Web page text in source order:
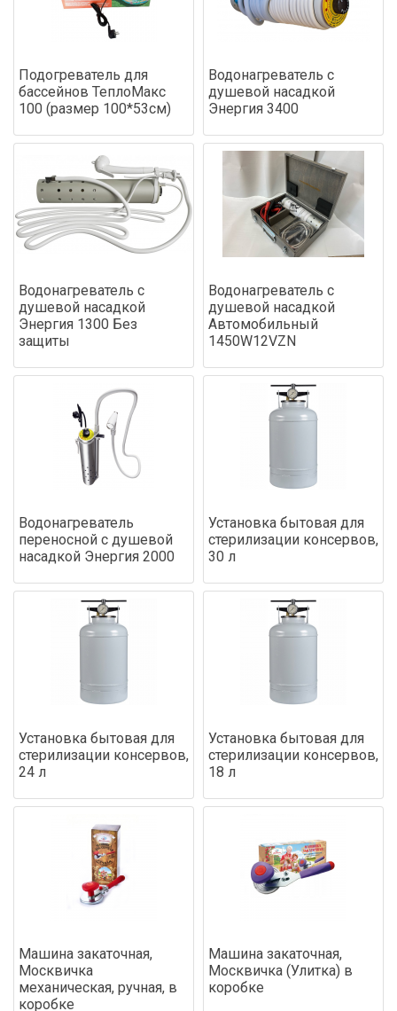
Подогреватель для
бассейнов ТеплоМакс
100 (размер 100*53см)
Водонагреватель с
душевой насадкой
Энергия 3400
Водонагреватель с
душевой насадкой
Энергия 1300 Без
защиты
Водонагреватель с
душевой насадкой
Автомобильный
1450W12VZN
Водонагреватель
переносной с душевой
насадкой Энергия 2000
Установка бытовая для
стерилизации консервов,
30 л
Установка бытовая для
стерилизации консервов,
24 л
Установка бытовая для
стерилизации консервов,
18 л
Машина закаточная,
Москвичка
механическая, ручная, в
коробке
Машина закаточная,
Москвичка (Улитка) в
коробке